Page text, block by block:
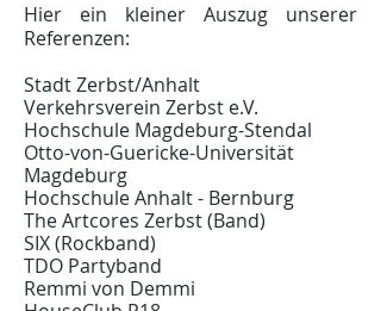
Hier ein kleiner Auszug unserer
Referenzen:
Stadt Zerbst/Anhalt
Verkehrsverein Zerbst e.V.
Hochschule Magdeburg-Stendal
Otto-von-Guericke-Universität
Magdeburg
Hochschule Anhalt - Bernburg
The Artcores Zerbst (Band)
SIX (Rockband)
TDO Partyband
Remmi von Demmi